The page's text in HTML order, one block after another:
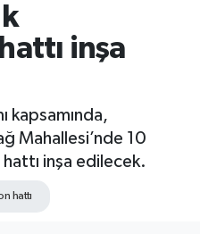
inşa
kapsamında,
Mahallesi’nde 10
inşa edilecek.
hattı
Haritası
ve Fikstür